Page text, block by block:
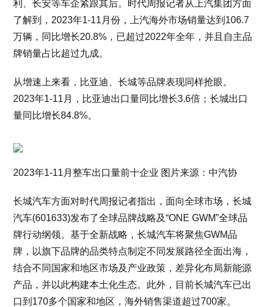
利、长安等车企紧跟其后。时代周报记者从上汽集团方面
了解到，2023年1-11月份，上汽海外市场销量达到106.7
万辆，同比增长20.8%，已超过2022年全年，并且自主品
牌销量占比超过九成。
从增速上来看，比亚迪、长城等品牌表现同样抢眼。
2023年1-11月，比亚迪出口量同比增长3.6倍；长城出口
量同比增长84.8%。
2023年1-11月整车出口量前十企业 图片来源：中汽协
长城汽车方面对时代周报记者指出，面向全球市场，长城
汽车(601633)发布了全球品牌战略及“ONE GWM”全球品
牌行动纲领。基于全新战略，长城汽车将聚焦GWM品
牌，以旗下品牌的品类特点制定不同发展路径全面出海，
结合不同国家和地区市场及产业政策，差异化布局新能源
产品，并以此构建本土化生态。此外，目前长城汽车已出
口到170多个国家和地区，海外销售渠道超过700家。